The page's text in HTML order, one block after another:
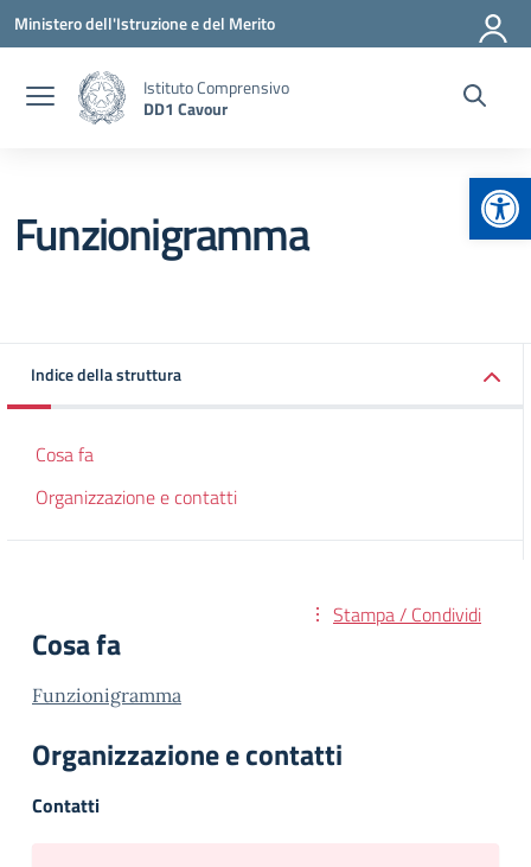
Vai ai contenuti
Vai al menu di navigazione
Vai al footer
Ministero dell'Istruzione e del Merito
Istituto Comprensivo
DD1 Cavour
Funzionigramma
Indice della struttura
Cosa fa
Organizzazione e contatti
Stampa / Condividi
Cosa fa
Funzionigramma
Organizzazione e contatti
Contatti